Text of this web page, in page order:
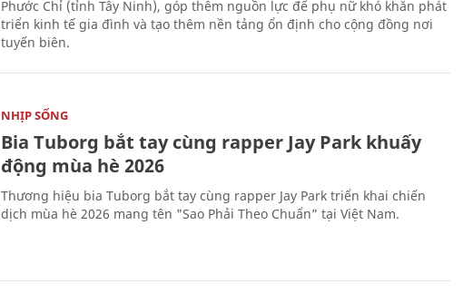
Phước Chỉ (tỉnh Tây Ninh), góp thêm nguồn lực để phụ nữ khó khăn phát
triển kinh tế gia đình và tạo thêm nền tảng ổn định cho cộng đồng nơi
tuyến biên.
NHỊP SỐNG
Bia Tuborg bắt tay cùng rapper Jay Park khuấy
động mùa hè 2026
Thương hiệu bia Tuborg bắt tay cùng rapper Jay Park triển khai chiến
dịch mùa hè 2026 mang tên "Sao Phải Theo Chuẩn” tại Việt Nam.